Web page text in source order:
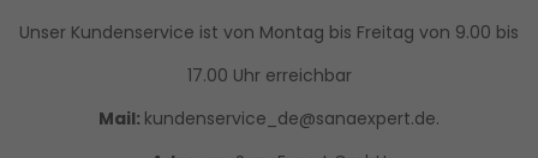
Unser Kundenservice ist von Montag bis Freitag von 9.00 bis
17.00 Uhr erreichbar
Mail: kundenservice_de@sanaexpert.de.